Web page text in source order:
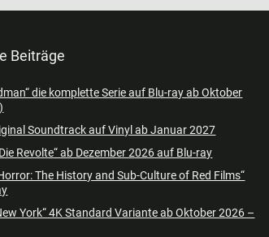
Beiträge
die komplette Serie auf Blu-ray ab Oktober
Soundtrack auf Vinyl ab Januar 2027
Revolte“ ab Dezember 2026 auf Blu-ray
The History and Sub-Culture of Red Films“
York“ 4K Standard Variante ab Oktober 2026 –